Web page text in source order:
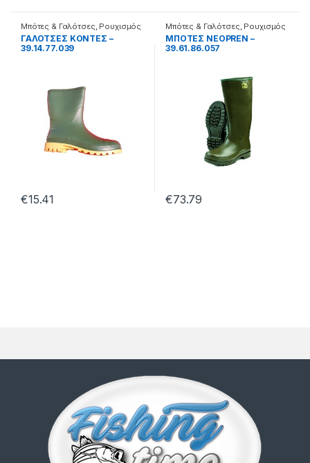
Μπότες & Γαλότσες Ρουχισμός
ΓΑΛΟΤΣΕΣ ΚΟΝΤΕΣ –
39.14.77.039
€15.41
Μπότες & Γαλότσες Ρουχισμός
MΠOTEΣ NEOPREN –
39.61.86.057
€73.79